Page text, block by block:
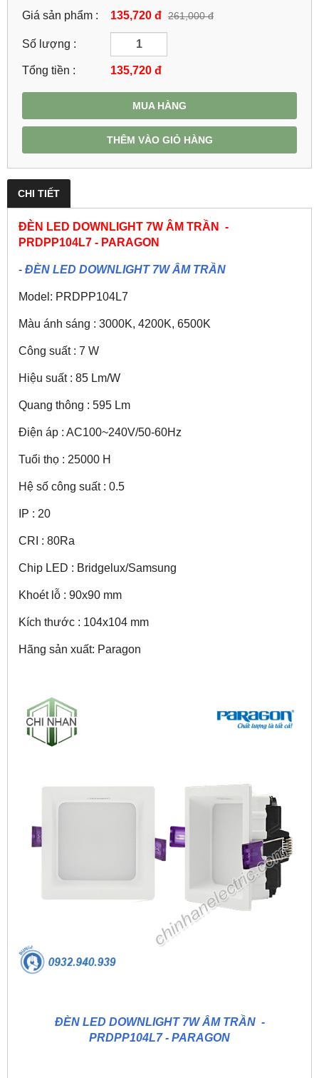
Giá sản phẩm : 135,720 đ 261,000 đ
Số lượng :
Tổng tiền : 135,720 đ
MUA HÀNG
THÊM VÀO GIỎ HÀNG
CHI TIẾT
ĐÈN LED DOWNLIGHT 7W ÂM TRẦN -
PRDPP104L7 - PARAGON
- ĐÈN LED DOWNLIGHT 7W ÂM TRẦN
Model: PRDPP104L7
Màu ánh sáng : 3000K, 4200K, 6500K
Công suất : 7 W
Hiệu suất : 85 Lm/W
Quang thông : 595 Lm
Điện áp : AC100~240V/50-60Hz
Tuổi thọ : 25000 H
Hệ số công suất : 0.5
IP : 20
CRI : 80Ra
Chip LED : Bridgelux/Samsung
Khoét lỗ : 90x90 mm
Kích thước : 104x104 mm
Hãng sản xuất: Paragon
ĐÈN LED DOWNLIGHT 7W ÂM TRẦN -
PRDPP104L7 - PARAGON